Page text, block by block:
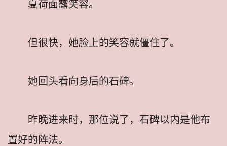
夏荷面露笑容。
但很快，她脸上的笑容就僵住了。
她回头看向身后的石碑。
昨晚进来时，那位说了，石碑以内是他布
置好的阵法。